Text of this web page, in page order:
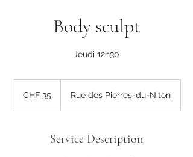
Body sculpt
Jeudi 12h30
francsCHF 35 Rue des Pierres-du-Niton
Service Description